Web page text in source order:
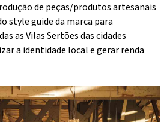
de peças/produtos artesanais
style guide da marca para
as Vilas Sertões das cidades
a identidade local e gerar renda